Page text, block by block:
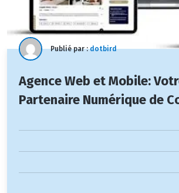
Publié par :dotbird
Agence Web et Mobile:
Partenaire Numérique de